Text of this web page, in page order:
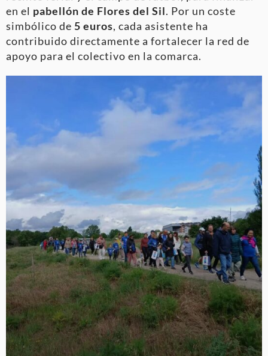
en el pabellón de Flores del Sil. Por un coste
simbólico de 5 euros, cada asistente ha
contribuido directamente a fortalecer la red de
apoyo para el colectivo en la comarca.